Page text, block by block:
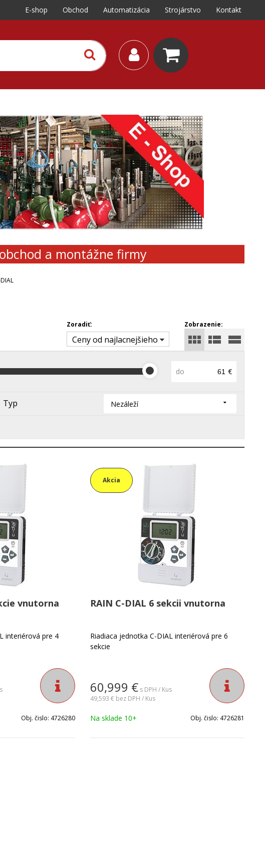
E-shop Obchod Automatizácia Strojárstvo Kontakt
a montážne firmy
Zobrazenie:
Zoradiť:
Ceny od najlacnejšieho
do €
Typ Nezáleží
vnutorna
interiérová pre 4
Obj. čislo: 4726280
Akcia
RAIN C-DIAL 6 sekcii vnutorna
Riadiaca jednotka C-DIAL interiérová pre 6
sekcie
60,999 € s DPH / Kus
49,593 € bez DPH / Kus
Na sklade 10+ Obj. čislo: 4726281